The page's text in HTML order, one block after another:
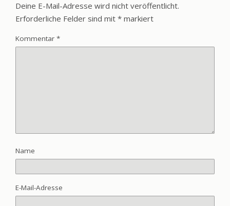
Deine E-Mail-Adresse wird nicht veröffentlicht.
Erforderliche Felder sind mit * markiert
Kommentar *
Name
E-Mail-Adresse